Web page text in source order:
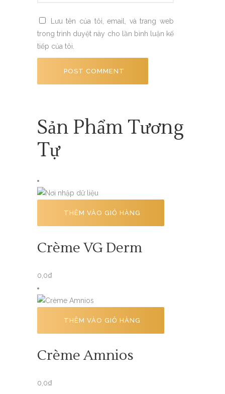
Lưu tên của tôi, email, và trang web
trong trình duyệt này cho lần bình luận kế
tiếp của tôi.
Sản Phẩm Tương
Tự
THÊM VÀO GIỎ HÀNG
Crème VG Derm
0,0₫
THÊM VÀO GIỎ HÀNG
Crème Amnios
0,0₫